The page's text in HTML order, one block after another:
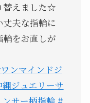
替えました☆
夫な指輪に
をお直しが
ンマインドジ
ジュエリーサ